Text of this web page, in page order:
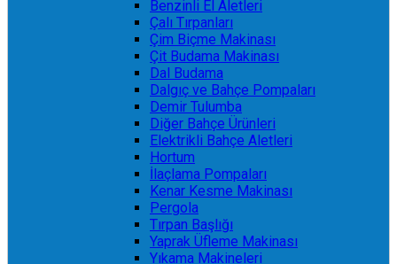
Benzinli El Aletleri
Çalı Tırpanları
Çim Biçme Makinası
Çit Budama Makinası
Dal Budama
Dalgıç ve Bahçe Pompaları
Demir Tulumba
Diğer Bahçe Ürünleri
Elektrikli Bahçe Aletleri
Hortum
İlaçlama Pompaları
Kenar Kesme Makinası
Pergola
Tırpan Başlığı
Yaprak Üfleme Makinası
Yıkama Makineleri